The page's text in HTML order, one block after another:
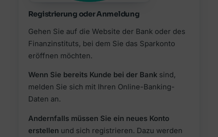
Registrierung oder Anmeldung
Gehen Sie auf die Website der Bank oder des
Finanzinstituts, bei dem Sie das Sparkonto
eröffnen möchten.
Wenn Sie bereits Kunde bei der Banksind,
melden Sie sich mit Ihren Online-Banking-
Daten an.
Andernfalls müssen Sie ein neues Konto
erstellen und sich registrieren. Dazu werden